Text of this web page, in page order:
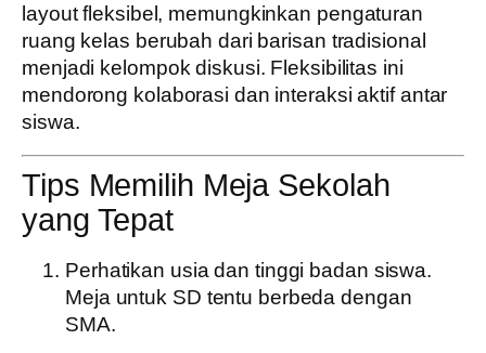
layout fleksibel, memungkinkan pengaturan
ruang kelas berubah dari barisan tradisional
menjadi kelompok diskusi. Fleksibilitas ini
mendorong kolaborasi dan interaksi aktif antar
siswa.
Tips Memilih Meja Sekolah
yang Tepat
Perhatikan usia dan tinggi badan siswa.
Meja untuk SD tentu berbeda dengan
SMA.